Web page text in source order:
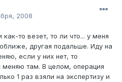
2008
то везет, то ли что... у меня
другая подальше. Иду на
если у них нет, то
там. В целом, операция
1 раз взяли на экспертизу и